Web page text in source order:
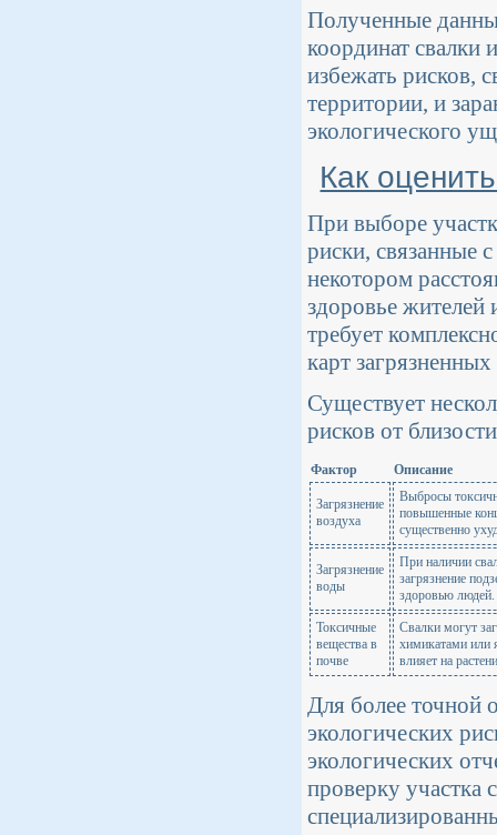
Полученные
координат свалки
избежать рисков,
территории, и
экологического
Как
При выборе
риски, связанные
некотором
здоровье жителей
требует
карт загрязненных
Существует
рисков от
Фактор Описание
Загрязнение
воздуха
Выбросы
повышенные
существенно
Загрязнение
воды
При наличии
загрязнение
здоровью людей.
Токсичные
вещества в
почве
Свалки могут
химикатами или
влияет на
Для более точной
экологических
экологических
проверку